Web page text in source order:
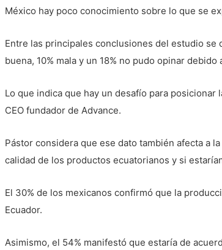
México hay poco conocimiento sobre lo que se
Entre las principales conclusiones del estudio se
buena, 10% mala y un 18% no pudo opinar
Lo que indica que hay un desafío para
CEO fundador de Advance.
Pástor considera que ese dato también afecta a
calidad de los productos ecuatorianos y si
El 30% de los mexicanos confirmó que la
Ecuador.
Asimismo, el 54% manifestó que estaría de